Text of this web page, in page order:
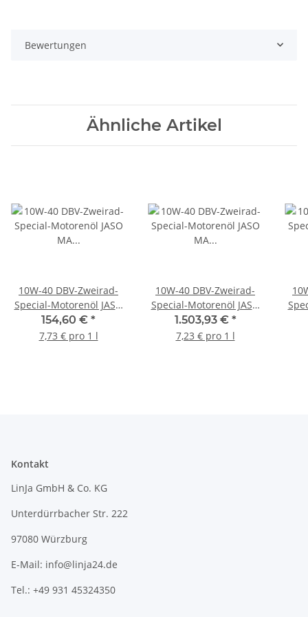
Bewertungen
Ähnliche Artikel
10W-40 DBV-Zweirad-
Special-Motorenöl JASO
MA (4-Takt) 4 x 5-Liter-
Kanne
154,60 € *
7,73 € pro 1 l
10W-40 DBV-Zweirad-
Special-Motorenöl JASO
MA (4-Takt) 208-Liter-
Fass
1.503,93 € *
7,23 € pro 1 l
Kontakt
LinJa GmbH & Co. KG
Unterdürrbacher Str. 222
97080 Würzburg
E-Mail: info@linja24.de
Tel.: +49 931 45324350